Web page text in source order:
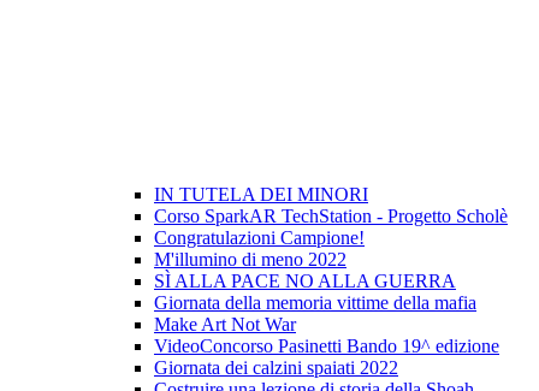
IN TUTELA DEI MINORI
Corso SparkAR TechStation - Progetto Scholè
Congratulazioni Campione!
M'illumino di meno 2022
SÌ ALLA PACE NO ALLA GUERRA
Giornata della memoria vittime della mafia
Make Art Not War
VideoConcorso Pasinetti Bando 19^ edizione
Giornata dei calzini spaiati 2022